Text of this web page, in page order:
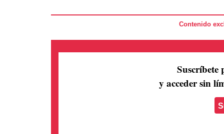
Contenido
Suscríbete
y acceder sin